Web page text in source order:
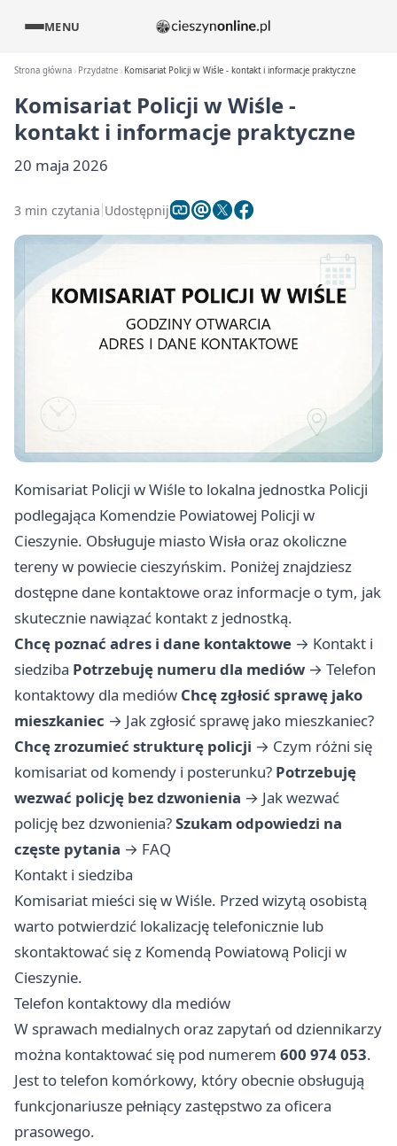
MENU
Strona główna Przydatne Komisariat Policji w Wiśle - kontakt i informacje praktyczne
Komisariat Policji w Wiśle -
kontakt i informacje praktyczne
20 maja 2026
3 min czytania Udostępnij
Komisariat Policji w Wiśle to lokalna jednostka Policji
podlegająca Komendzie Powiatowej Policji w
Cieszynie. Obsługuje miasto Wisła oraz okoliczne
tereny w powiecie cieszyńskim. Poniżej znajdziesz
dostępne dane kontaktowe oraz informacje o tym, jak
skutecznie nawiązać kontakt z jednostką.
Chcę poznać adres i dane kontaktowe → Kontakt i
siedziba Potrzebuję numeru dla mediów → Telefon
kontaktowy dla mediów Chcę zgłosić sprawę jako
mieszkaniec → Jak zgłosić sprawę jako mieszkaniec?
Chcę zrozumieć strukturę policji → Czym różni się
komisariat od komendy i posterunku? Potrzebuję
wezwać policję bez dzwonienia → Jak wezwać
policję bez dzwonienia?Szukam odpowiedzi na
częste pytania → FAQ
Kontakt i siedziba
Komisariat mieści się w Wiśle. Przed wizytą osobistą
warto potwierdzić lokalizację telefonicznie lub
skontaktować się z Komendą Powiatową Policji w
Cieszynie.
Telefon kontaktowy dla mediów
W sprawach medialnych oraz zapytań od dziennikarzy
można kontaktować się pod numerem 600 974 053.
Jest to telefon komórkowy, który obecnie obsługują
funkcjonariusze pełniący zastępstwo za oficera
prasowego.